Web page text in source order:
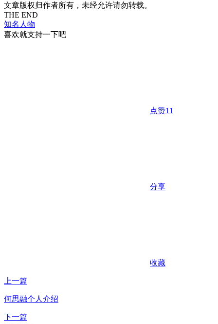
文章版权归作者所有，未经允许请勿转载。
THE END
知名人物
喜欢就支持一下吧
点赞11
分享
收藏
上一篇
何思融个人介绍
下一篇